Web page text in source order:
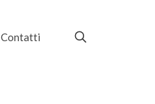
Contatti